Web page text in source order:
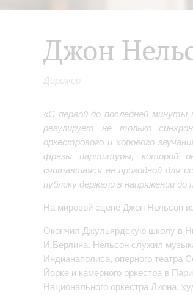
Джон
Дирижер
«С первой до последней
регулирует не только
оркестрового и хорового
фразы партитуры, которой
считавшаяся не пригодной для
публику держали в напряжении до
На мировой сцене Джон Нельсон
Окончил Джульярдскую школу в
И.Берлина. Нельсон служил
Индианаполиса, оперного театра
Йорке и камерного оркестра в
Национального оркестра Лиона,